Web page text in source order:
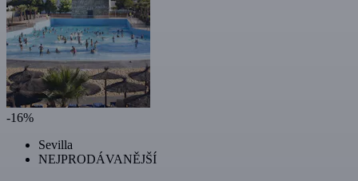
-16%
Sevilla
NEJPRODÁVANĚJŠÍ